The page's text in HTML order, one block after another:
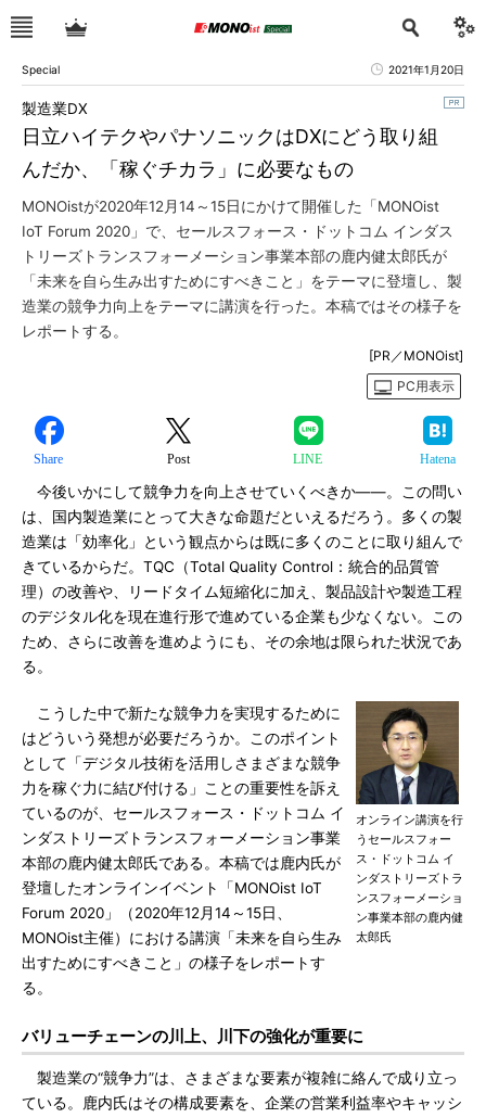
Special 2021年1月20日
日立ハイテクやパナソニックはDXにどう取り組
んだか、「稼ぐチカラ」に必要なもの
製造業DX
MONOistが2020年12月14～15日にかけて開催した「MONOist
IoT Forum 2020」で、セールスフォース・ドットコム インダス
トリーズトランスフォーメーション事業本部の鹿内健太郎氏が
「未来を自ら生み出すためにすべきこと」をテーマに登壇し、製
造業の競争力向上をテーマに講演を行った。本稿ではその様子を
レポートする。
[PR／MONOist]
PC用表示
Share Post LINE Hatena
今後いかにして競争力を向上させていくべきか――。この問い
は、国内製造業にとって大きな命題だといえるだろう。多くの製
造業は「効率化」という観点からは既に多くのことに取り組んで
きているからだ。TQC（Total Quality Control：統合的品質管
理）の改善や、リードタイム短縮化に加え、製品設計や製造工程
のデジタル化を現在進行形で進めている企業も少なくない。この
ため、さらに改善を進めようにも、その余地は限られた状況であ
る。
オンライン講演を行
うセールスフォー
ス・ドットコム イ
ンダストリーズトラ
ンスフォーメーショ
ン事業本部の鹿内健
太郎氏
こうした中で新たな競争力を実現するために
はどういう発想が必要だろうか。このポイント
として「デジタル技術を活用しさまざまな競争
力を稼ぐ力に結び付ける」ことの重要性を訴え
ているのが、セールスフォース・ドットコム イ
ンダストリーズトランスフォーメーション事業
本部の鹿内健太郎氏である。本稿では鹿内氏が
登壇したオンラインイベント「MONOist IoT
Forum 2020」（2020年12月14～15日、
MONOist主催）における講演「未来を自ら生み
出すためにすべきこと」の様子をレポートす
る。
バリューチェーンの川上、川下の強化が重要に
製造業の“競争力”は、さまざまな要素が複雑に絡んで成り立っ
ている。鹿内氏はその構成要素を、企業の営業利益率やキャッシ